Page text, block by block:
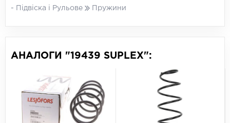
- Підвіска і Рульове
Пружини
АНАЛОГИ "19439 SUPLEX":